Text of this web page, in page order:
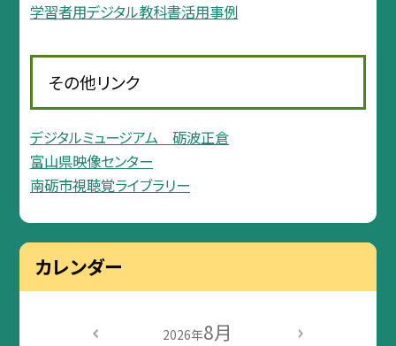
学習者用デジタル教科書活用事例
その他リンク
デジタルミュージアム 砺波正倉
富山県映像センター
南砺市視聴覚ライブラリー
カレンダー
2026年8月